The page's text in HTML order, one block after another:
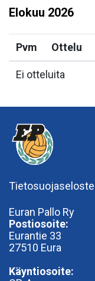
Elokuu 2026
Pvm Ottelu
Ei otteluita
Tietosuojaseloste
Euran Pallo Ry
Postiosoite:
Eurantie 33
27510 Eura
Käyntiosoite: